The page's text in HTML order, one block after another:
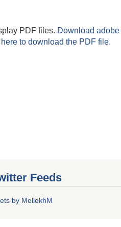
PDF files. Download
to download the PDF file.
Feeds
by MellekhM